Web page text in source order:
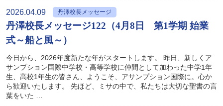
2026.04.09 丹澤校長メッセージ
丹澤校長メッセージ122（4月8日 第1学期 始業
式～船と風～）
今日から、2026年度新たな年がスタートします。 昨日、新しくア
サンプション国際中学校・高等学校に仲間として加わった中学1年
生、高校1年生の皆さん、ようこそ、アサンプション国際に。心か
ら歓迎いたします。 先ほど、ミサの中で、私たちは大切な聖書の言
葉をいた …